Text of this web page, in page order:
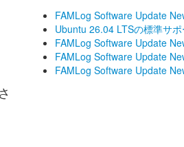
FAMLog Software Update
Ubuntu 26.04 LTSの標準サ
FAMLog Software Update
FAMLog Software Update
FAMLog Software Update